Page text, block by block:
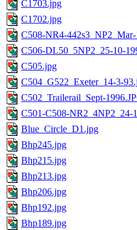
C1703.jpg
C1702.jpg
C508-NR4-442s3_NP2_Mar-
C506-DL50_5NP2_25-10-
C505.jpg
C504_G522_Exeter_14-3-
C502_Trailerail_Sept-
C501-C508-NR2_4NP2_24-
Blue_Circle_D1.jpg
Bhp245.jpg
Bhp215.jpg
Bhp213.jpg
Bhp206.jpg
Bhp192.jpg
Bhp189.jpg